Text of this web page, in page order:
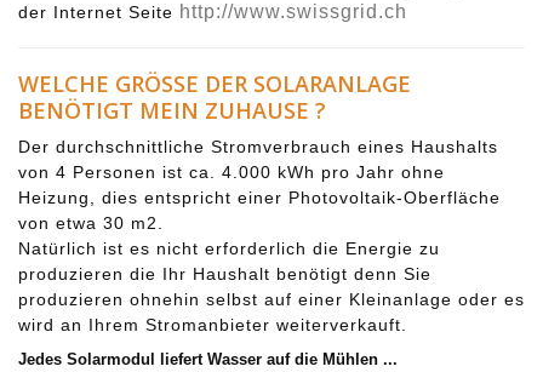
der Internet Seite http://www.swissgrid.ch
WELCHE GRÖSSE DER SOLARANLAGE
BENÖTIGT MEIN ZUHAUSE ?
Der durchschnittliche Stromverbrauch eines Haushalts
von 4 Personen ist ca. 4.000 kWh pro Jahr ohne
Heizung, dies entspricht einer Photovoltaik-Oberfläche
von etwa 30 m2.
Natürlich ist es nicht erforderlich die Energie zu
produzieren die Ihr Haushalt benötigt denn Sie
produzieren ohnehin selbst auf einer Kleinanlage oder es
wird an Ihrem Stromanbieter weiterverkauft.
Jedes Solarmodul liefert Wasser auf die Mühlen ...